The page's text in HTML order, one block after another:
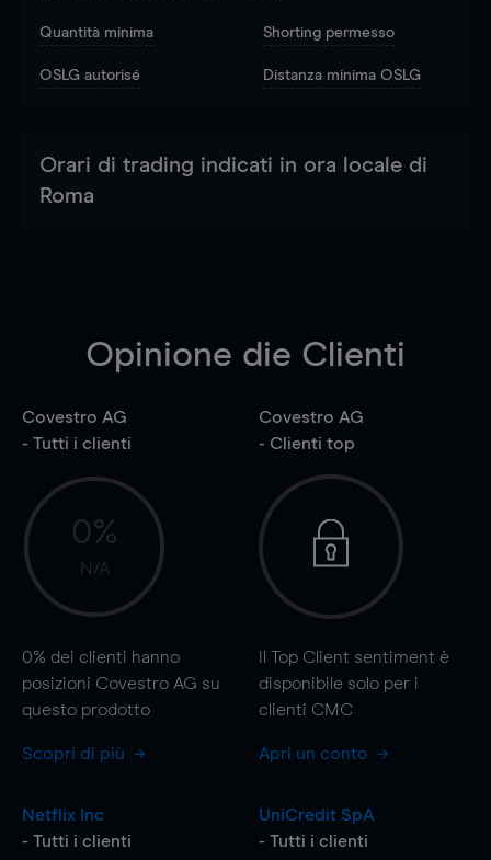
Quantità minima Shorting permesso
OSLG autorisé Distanza minima OSLG
Orari di trading indicati in ora locale di
Roma
Opinione die Clienti
Covestro AG
- Tutti i clienti
0%
N/A
0% dei clienti hanno
posizioni Covestro AG su
questo prodotto
Scopri di più
Covestro AG
- Clienti top
Il Top Client sentiment è
disponibile solo per i
clienti CMC
Apri un conto
Netflix Inc
- Tutti i clienti
UniCredit SpA
- Tutti i clienti